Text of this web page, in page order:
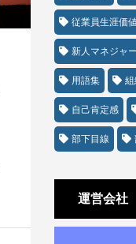
従業員生涯価
新人マネジャー
用語集 組
自己肯定感
部下目線
運営会社